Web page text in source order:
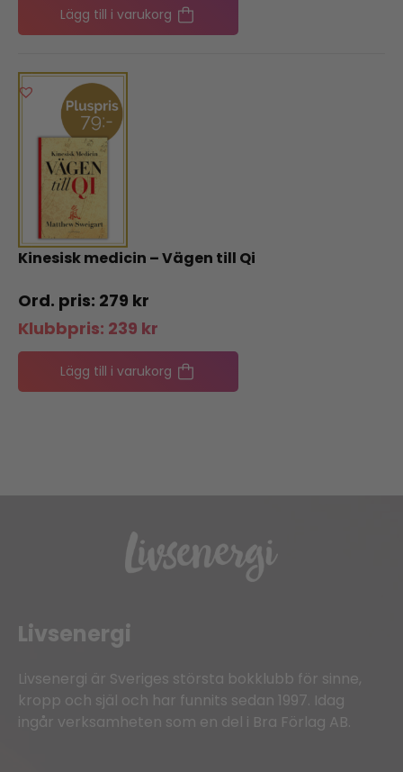
Lägg till i varukorg
Kinesisk medicin – Vägen till Qi
279 kr
Klubbpris: 239 kr
Lägg till i varukorg
Livsenergi
Livsenergi är Sveriges största bokklubb för sinne,
kropp och själ och har funnits sedan 1997. Idag
ingår verksamheten som en del i Bra Förlag AB.